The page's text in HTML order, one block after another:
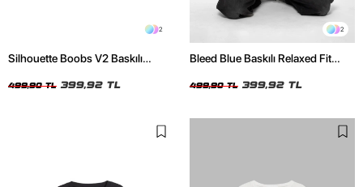
2
Silhouette Boobs V2 Baskılı
499,90 TL 399,92 TL
2
Bleed Blue Baskılı Relaxed Fit
499,90 TL 399,92 TL